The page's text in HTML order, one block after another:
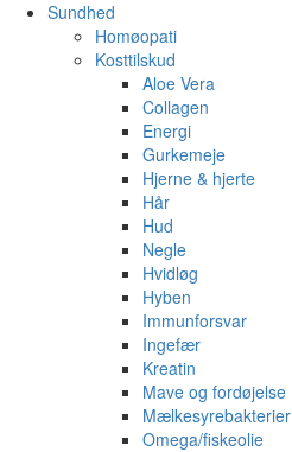
Sundhed
Homøopati
Kosttilskud
Aloe Vera
Collagen
Energi
Gurkemeje
Hjerne & hjerte
Hår
Hud
Negle
Hvidløg
Hyben
Immunforsvar
Ingefær
Kreatin
Mave og fordøjelse
Mælkesyrebakterier
Omega/fiskeolie